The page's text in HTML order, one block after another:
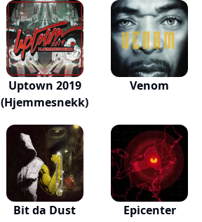
Uptown 2019
(Hjemmesnekk)
Venom
Bit da Dust Epicenter